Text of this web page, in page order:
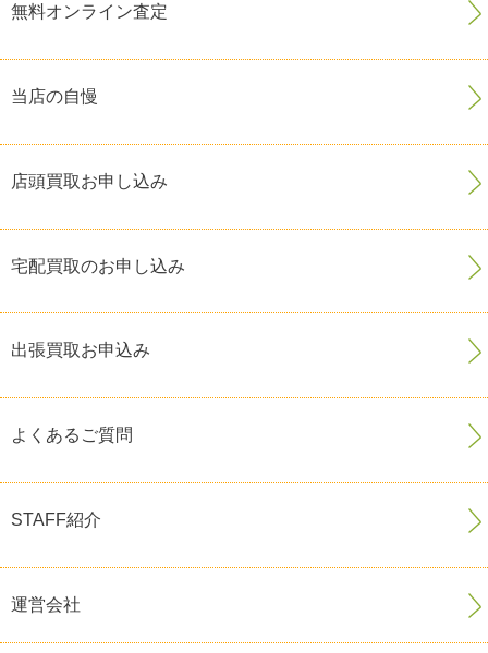
無料オンライン査定
当店の自慢
店頭買取お申し込み
宅配買取のお申し込み
出張買取お申込み
よくあるご質問
STAFF紹介
運営会社